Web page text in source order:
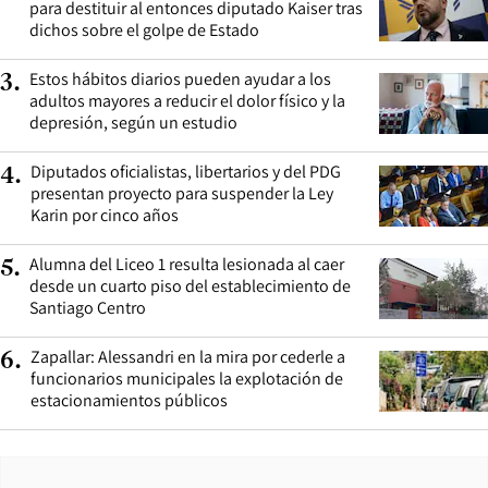
para destituir al entonces diputado Kaiser tras
dichos sobre el golpe de Estado
3. Estos hábitos diarios pueden ayudar a los
adultos mayores a reducir el dolor físico y la
depresión, según un estudio
4. Diputados oficialistas, libertarios y del PDG
presentan proyecto para suspender la Ley
Karin por cinco años
5. Alumna del Liceo 1 resulta lesionada al caer
desde un cuarto piso del establecimiento de
Santiago Centro
6. Zapallar: Alessandri en la mira por cederle a
funcionarios municipales la explotación de
estacionamientos públicos